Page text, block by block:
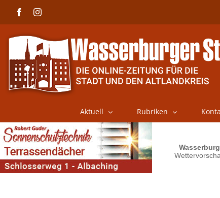
FacebookInstagram
Aktuell Rubriken